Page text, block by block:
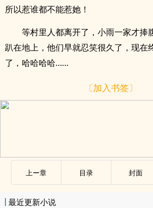
所以惹谁都不能惹她！
等村里人都离开了，小雨一家才捧
趴在地上，他们早就忍笑很久了，现在
了，哈哈哈哈……
〔加入书签〕
上ー章 目录 封面
最近更新小说